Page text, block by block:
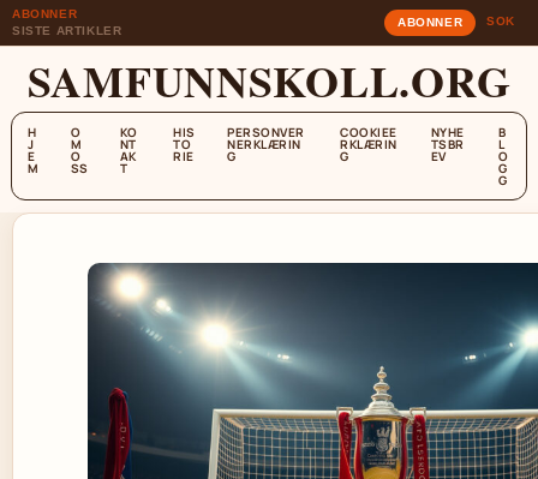
ABONNER
SISTE ARTIKLER
ABONNER SOK
SAMFUNNSKOLL.ORG
H
J
E
M
O
M
O
SS
KO
NT
AK
T
HIS
TO
RIE
PERSONVER
NERKLÆRIN
G
COOKIEE
RKLÆRIN
G
NYHE
TSBR
EV
B
L
O
G
G